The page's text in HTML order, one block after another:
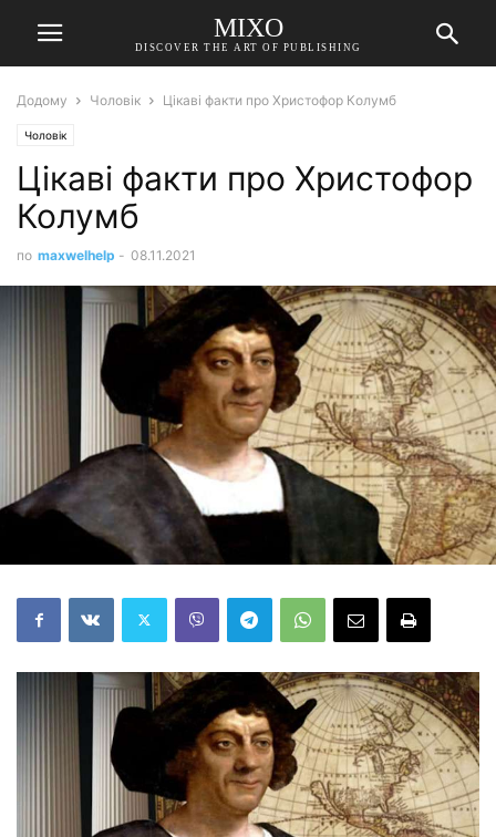
MIXO
DISCOVER THE ART OF PUBLISHING
Додому Чоловік Цікаві факти про Христофор Колумб
Чоловік
Цікаві факти про Христофор
Колумб
по maxwelhelp - 08.11.2021